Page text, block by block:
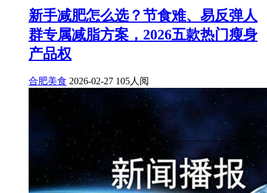
新手减肥怎么选？节食难、易反弹人
群专属减脂方案，2026五款热门瘦身
产品权
合肥美食 2026-02-27 105人阅